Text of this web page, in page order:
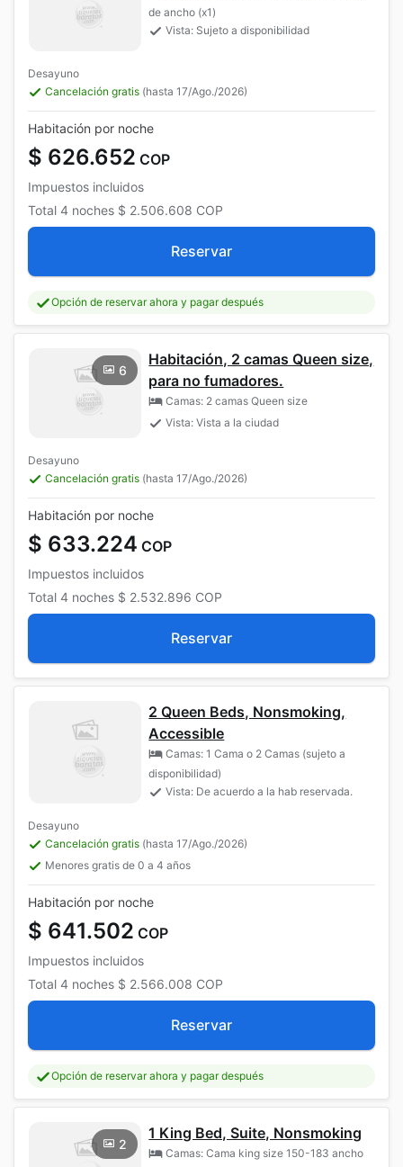
de ancho (x1)
Vista: Sujeto a disponibilidad
Desayuno
Cancelación gratis (hasta 17/Ago./2026)
Habitación por noche
$ 626.652 COP
Impuestos incluidos
Total 4 noches $ 2.506.608 COP
Reservar
Opción de reservar ahora y pagar después
6
Habitación, 2 camas Queen size,
para no fumadores.
Camas: 2 camas Queen size
Vista: Vista a la ciudad
Desayuno
Cancelación gratis (hasta 17/Ago./2026)
Habitación por noche
$ 633.224 COP
Impuestos incluidos
Total 4 noches $ 2.532.896 COP
Reservar
2 Queen Beds, Nonsmoking,
Accessible
Camas: 1 Cama o 2 Camas (sujeto a
disponibilidad)
Vista: De acuerdo a la hab reservada.
Desayuno
Cancelación gratis (hasta 17/Ago./2026)
Menores gratis de 0 a 4 años
Habitación por noche
$ 641.502 COP
Impuestos incluidos
Total 4 noches $ 2.566.008 COP
Reservar
Opción de reservar ahora y pagar después
2
1 King Bed, Suite, Nonsmoking
Camas: Cama king size 150-183 ancho